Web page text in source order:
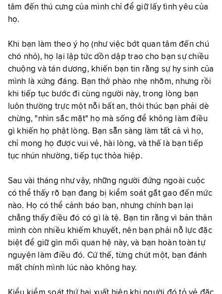
tâm đến thú cưng của mình chỉ để giữ lấy tình yêu của
họ.
Khi bạn làm theo ý họ (như việc bớt quan tâm đến chú
chó nhỏ), họ lại lập tức dồn dập trao cho bạn sự chiều
chuộng và tán dương, khiến bạn tin rằng sự hy sinh của
mình là xứng đáng. Bạn thở phào nhẹ nhõm, nhưng rồi
khi tiếp tục bước đi cùng người này, trong lòng bạn
luôn thường trực một nỗi bất an, thôi thúc bạn phải dè
chừng, "nhìn sắc mặt" họ mà sống để không làm điều
gì khiến họ phật lòng. Bạn sẵn sàng làm tất cả vì họ,
chỉ mong họ được vui vẻ, hài lòng, và thế là bạn tiếp
tục nhún nhường, tiếp tục thỏa hiệp.
Sau vài tháng như vậy, những người đứng ngoài cuộc
có thể thấy rõ bạn đang bị kiểm soát gắt gao đến mức
nào. Họ có thể cảnh báo bạn, nhưng chính bạn lại
chẳng thấy điều đó có gì là tệ. Bạn tin rằng vì bản thân
mình còn nhiều khiếm khuyết, nên bạn phải nỗ lực đặc
biệt để giữ gìn mối quan hệ này, và bạn hoàn toàn tự
nguyện làm điều đó. Cứ thế, từng chút một, bạn đánh
mất chính mình lúc nào không hay.